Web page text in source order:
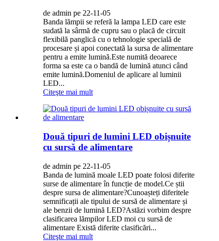
de admin pe 22-11-05
Banda lămpii se referă la lampa LED care este
sudată la sârmă de cupru sau o placă de circuit
flexibilă panglică cu o tehnologie specială de
procesare și apoi conectată la sursa de alimentare
pentru a emite lumină.Este numită deoarece
forma sa este ca o bandă de lumină atunci când
emite lumină.Domeniul de aplicare al luminii
LED...
Citeşte mai mult
Două tipuri de lumini LED obișnuite
cu sursă de alimentare
de admin pe 22-11-05
Banda de lumină moale LED poate folosi diferite
surse de alimentare în funcție de model.Ce știi
despre sursa de alimentare?Cunoașteți diferitele
semnificații ale tipului de sursă de alimentare și
ale benzii de lumină LED?Astăzi vorbim despre
clasificarea lămpilor LED moi cu sursă de
alimentare Există diferite clasificări...
Citeşte mai mult